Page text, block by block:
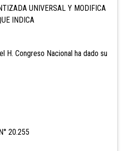
UNIVERSAL Y MODIFICA
INDICA
H. Congreso Nacional ha dado su
20.255